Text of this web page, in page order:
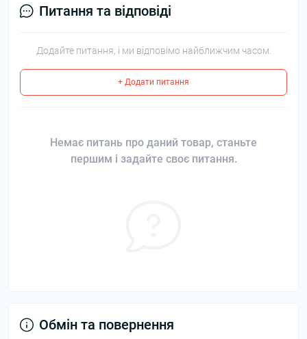
Питання та відповіді
Додайте питання, і ми відповімо найближчим часом.
+ Додати питання
Немає питань про даний товар, станьте
першим і задайте своє питання.
Обмін та повернення